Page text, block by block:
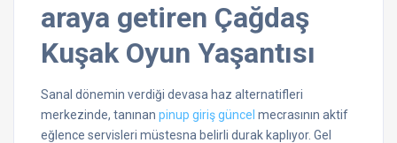
araya getiren Çağdaş
Kuşak Oyun Yaşantısı
Sanal dönemin verdiği devasa haz alternatifleri
merkezinde, tanınan pinup giriş güncel mecrasının aktif
eğlence servisleri müstesna belirli durak kaplıyor. Gel